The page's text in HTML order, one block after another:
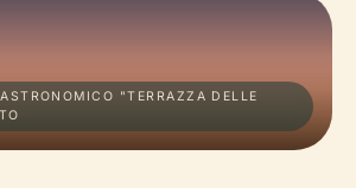
"TERRAZZA DELLE